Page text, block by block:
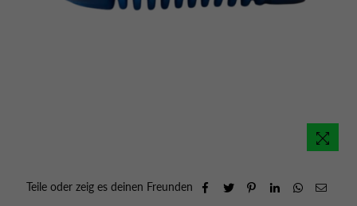
Teile oder zeig es deinen Freunden